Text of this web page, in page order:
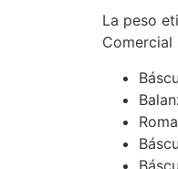
La peso
Comercial